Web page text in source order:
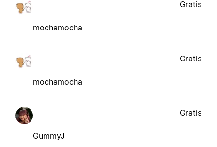
mochamocha
Gratis
mochamocha
Gratis
GummyJ
Gratis